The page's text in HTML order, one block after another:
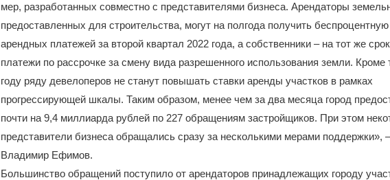
мер, разработанных совместно с представителями бизнеса. Арендаторы
предоставленных для строительства, могут на полгода получить беспроцентную
арендных платежей за второй квартал 2022 года, а собственники – на тот же
платежи по рассрочке за смену вида разрешенного использования земли. Кроме
году ряду девелоперов не станут повышать ставки аренды участков в рамках
прогрессирующей шкалы. Таким образом, менее чем за два месяца город
почти на 9,4 миллиарда рублей по 227 обращениям застройщиков. При этом
представители бизнеса обращались сразу за несколькими мерами поддержки»,
Владимир Ефимов.
Большинство обращений поступило от арендаторов принадлежащих городу